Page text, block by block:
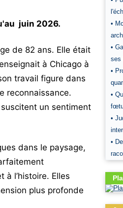
juin 2026.
de 82 ans. Elle était
à Chicago à
travail figure dans
reconnaissance.
un sentiment
dans le paysage,
à l’histoire. Elles
plus profonde
•
•
ses
•
•
•
•